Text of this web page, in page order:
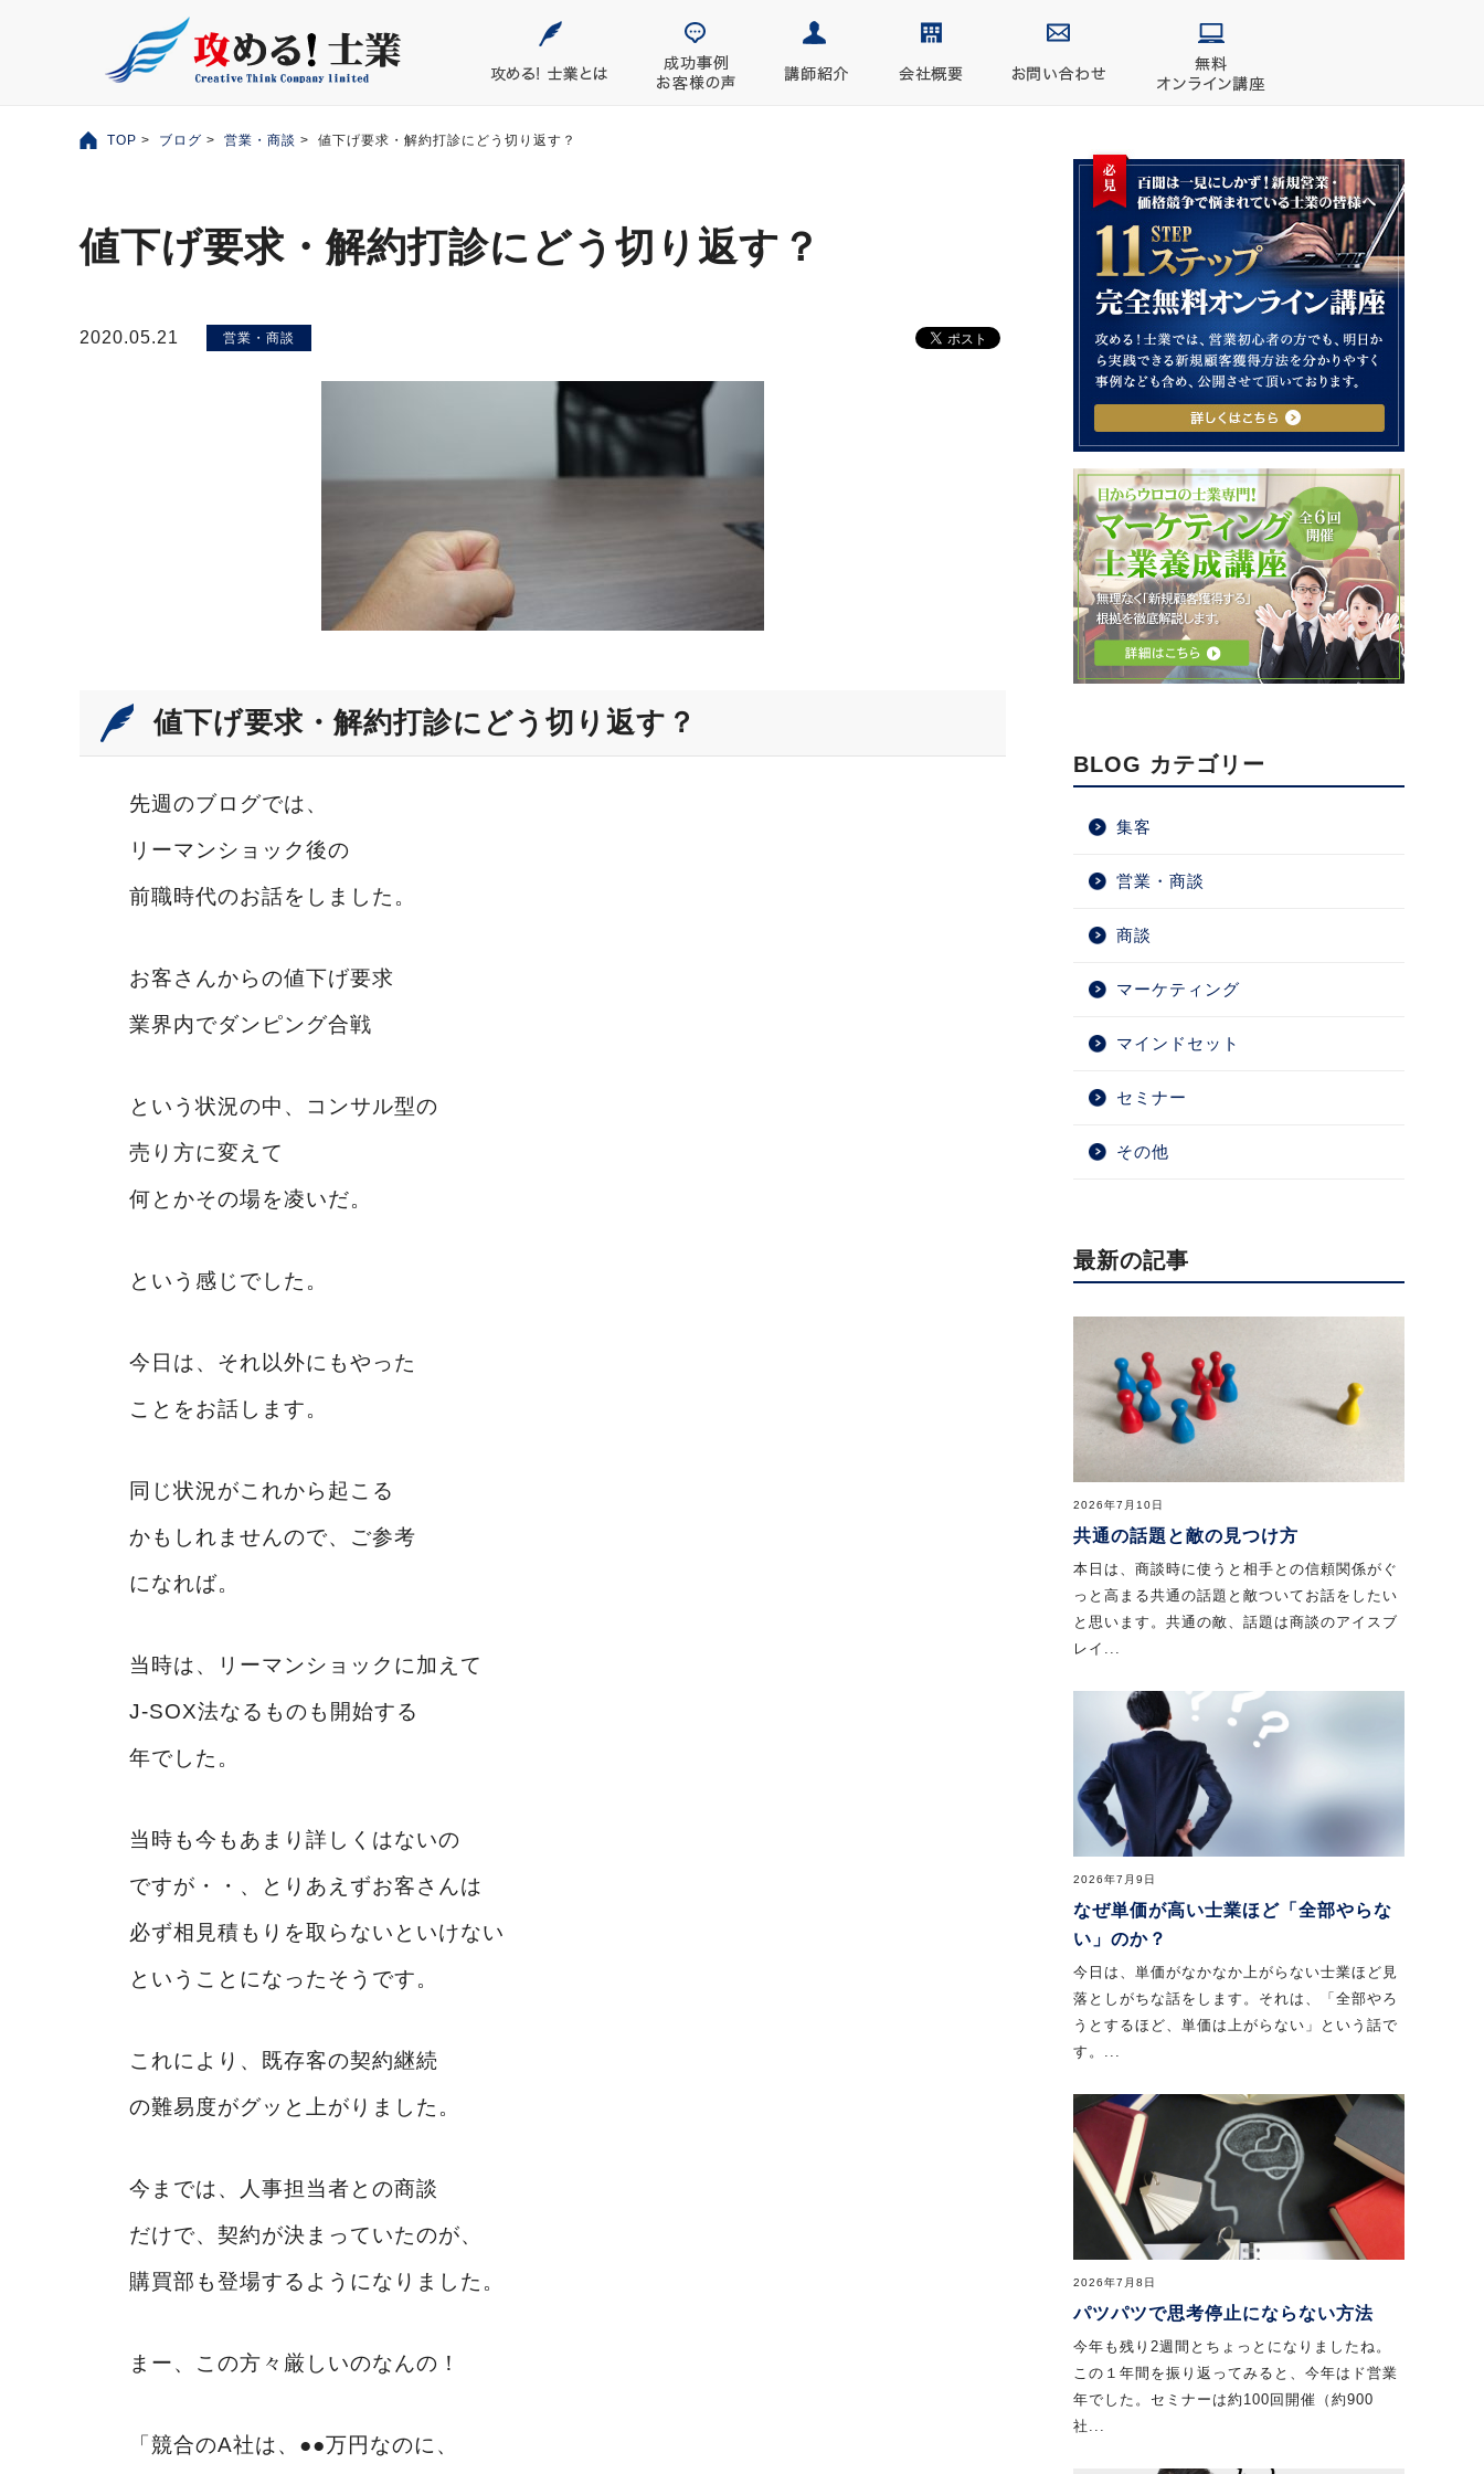
TOP > ブログ > 営業・商談 > 値下げ要求・解約打診にどう切り返す？
値下げ要求・解約打診にどう切り返す？
2020.05.21 営業・商談
値下げ要求・解約打診にどう切り返す？
先週のブログでは、
リーマンショック後の
前職時代のお話をしました。
お客さんからの値下げ要求
業界内でダンピング合戦
という状況の中、コンサル型の
売り方に変えて
何とかその場を凌いだ。
という感じでした。
今日は、それ以外にもやった
ことをお話します。
同じ状況がこれから起こる
かもしれませんので、ご参考
になれば。
当時は、リーマンショックに加えて
J-SOX法なるものも開始する
年でした。
当時も今もあまり詳しくはないの
ですが・・、とりあえずお客さんは
必ず相見積もりを取らないといけない
ということになったそうです。
これにより、既存客の契約継続
の難易度がグッと上がりました。
今までは、人事担当者との商談
だけで、契約が決まっていたのが、
購買部も登場するようになりました。
まー、この方々厳しいのなんの！
「競合のA社は、●●万円なのに、
BLOG カテゴリー
集客
営業・商談
商談
マーケティング
マインドセット
セミナー
その他
最新の記事
2026年7月10日
共通の話題と敵の見つけ方
本日は、商談時に使うと相手との信頼関係がぐ
っと高まる共通の話題と敵ついてお話をしたい
と思います。共通の敵、話題は商談のアイスブ
レイ...
2026年7月9日
なぜ単価が高い士業ほど「全部やらな
い」のか？
今日は、単価がなかなか上がらない士業ほど見
落としがちな話をします。それは、「全部やろ
うとするほど、単価は上がらない」という話で
す。...
2026年7月8日
パツパツで思考停止にならない方法
今年も残り2週間とちょっとになりましたね。
この１年間を振り返ってみると、今年はド営業
年でした。セミナーは約100回開催（約900
社...